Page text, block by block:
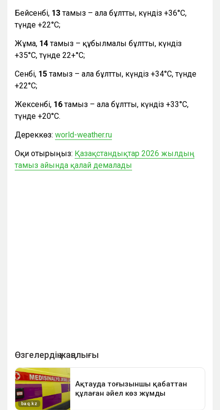
Бейсенбі, 13тамыз – ала бұлтты, күндіз +36°С,
түнде +22°С;
Жұма, 14тамыз – құбылмалы бұлтты, күндіз
+35°С, түнде 22+°С;
Сенбі, 15тамыз – ала бұлтты, күндіз +34°С, түнде
+22°С;
Жексенбі, 16тамыз – ала бұлтты, күндіз +33°С,
түнде +20°С.
Дереккөз: world-weather.ru
Оқи отырыңыз: Қазақстандықтар 2026 жылдың
тамыз айында қалай демалады